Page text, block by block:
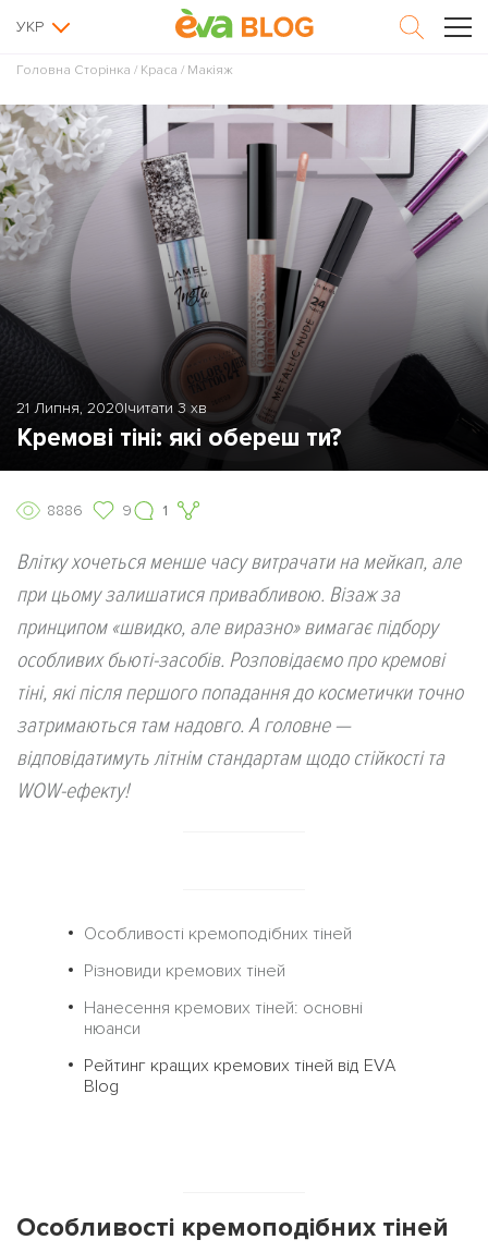
УКР
Головна Сторінка / Краса / Макіяж
21 Липня, 2020|читати 3 хв
Кремові тіні: які обереш ти?
8886 9 1
Влітку хочеться менше часу витрачати на мейкап, але
при цьому залишатися привабливою. Візаж за
принципом «швидко, але виразно» вимагає підбору
особливих бьюті-засобів. Розповідаємо про кремові
тіні, які після першого попадання до косметички точно
затримаються там надовго. А головне —
відповідатимуть літнім стандартам щодо стійкості та
WOW-ефекту!
Особливості кремоподібних тіней
Різновиди кремових тіней
Нанесення кремових тіней: основні
нюанси
Рейтинг кращих кремових тіней від ЕVА
Blog
Особливості кремоподібних тіней